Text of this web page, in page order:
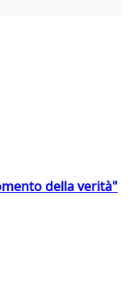
della verità"